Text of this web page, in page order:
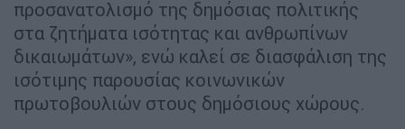
προσανατολισμό της δημόσιας πολιτικής
στα ζητήματα ισότητας και ανθρωπίνων
δικαιωμάτων», ενώ καλεί σε διασφάλιση της
ισότιμης παρουσίας κοινωνικών
πρωτοβουλιών στους δημόσιους χώρους.